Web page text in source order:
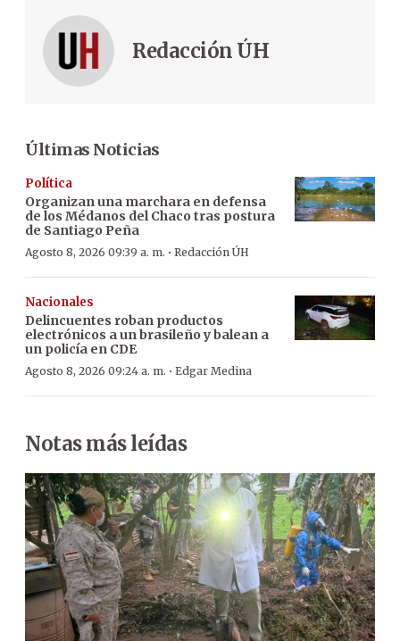
Redacción ÚH
Últimas Noticias
Política
Organizan una marchara en defensa
de los Médanos del Chaco tras postura
de Santiago Peña
Agosto 8, 2026 09:39 a. m. · Redacción ÚH
Nacionales
Delincuentes roban productos
electrónicos a un brasileño y balean a
un policía en CDE
Agosto 8, 2026 09:24 a. m. · Edgar Medina
Notas más leídas